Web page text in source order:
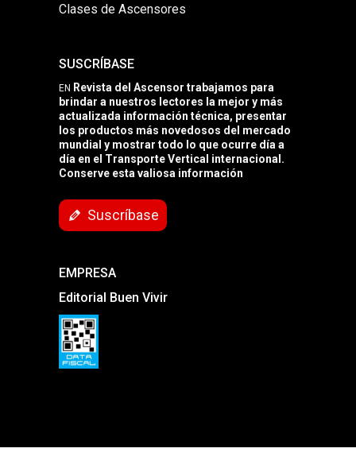
Clases de Ascensores
SUSCRÍBASE
EN Revista del Ascensor trabajamos para
brindar a nuestros lectores la mejor y más
actualizada información técnica, presentar
los productos más novedosos del mercado
mundial y mostrar todo lo que ocurre día a
día en el Transporte Vertical internacional.
Conserve esta valiosa información
Suscríbase
EMPRESA
Editorial Buen Vivir